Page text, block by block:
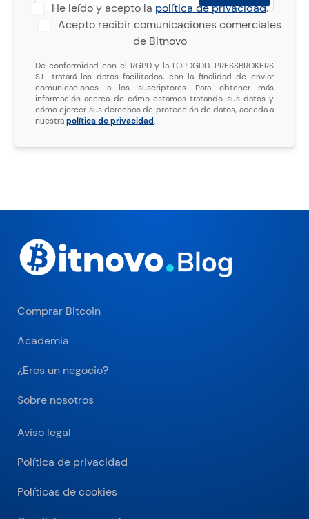
He leído y acepto lapolítica de privacidad.
Acepto recibir comunicaciones comerciales
de Bitnovo
De conformidad con el RGPD y la LOPDGDD, PRESSBROKERS
S.L. tratará los datos facilitados, con la finalidad de enviar
comunicaciones a los suscriptores. Para obtener más
información acerca de cómo estamos tratando sus datos y
cómo ejercer sus derechos de protección de datos, acceda a
nuestrapolítica de privacidad.
Comprar Bitcoin
Academia
¿Eres un negocio?
Sobre nosotros
Aviso legal
Política de privacidad
Políticas de cookies